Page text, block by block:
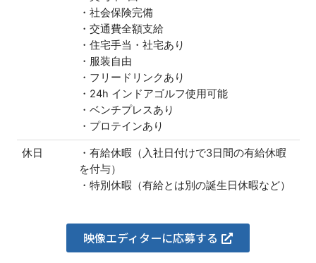
・社会保険完備
・交通費全額支給
・住宅手当・社宅あり
・服装自由
・フリードリンクあり
・24h インドアゴルフ使用可能
・ベンチプレスあり
・プロテインあり
休日
・有給休暇（入社日付けで3日間の有給休暇
を付与）
・特別休暇（有給とは別の誕生日休暇など）
映像エディターに応募する